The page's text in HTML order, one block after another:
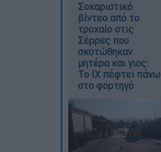
Σοκαριστικό
βίντεο από το
τροχαίο στις
Σέρρες που
σκοτώθηκαν
μητέρα και γιος:
Το ΙΧ πέφτει πάνω
στο φορτηγό